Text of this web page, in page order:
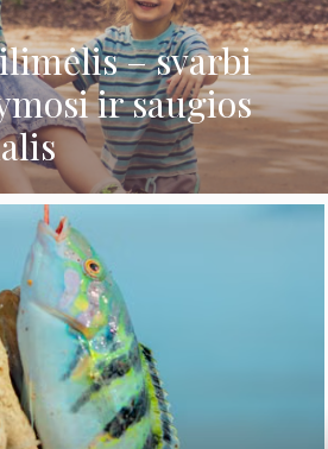
– svarbi
ir saugios